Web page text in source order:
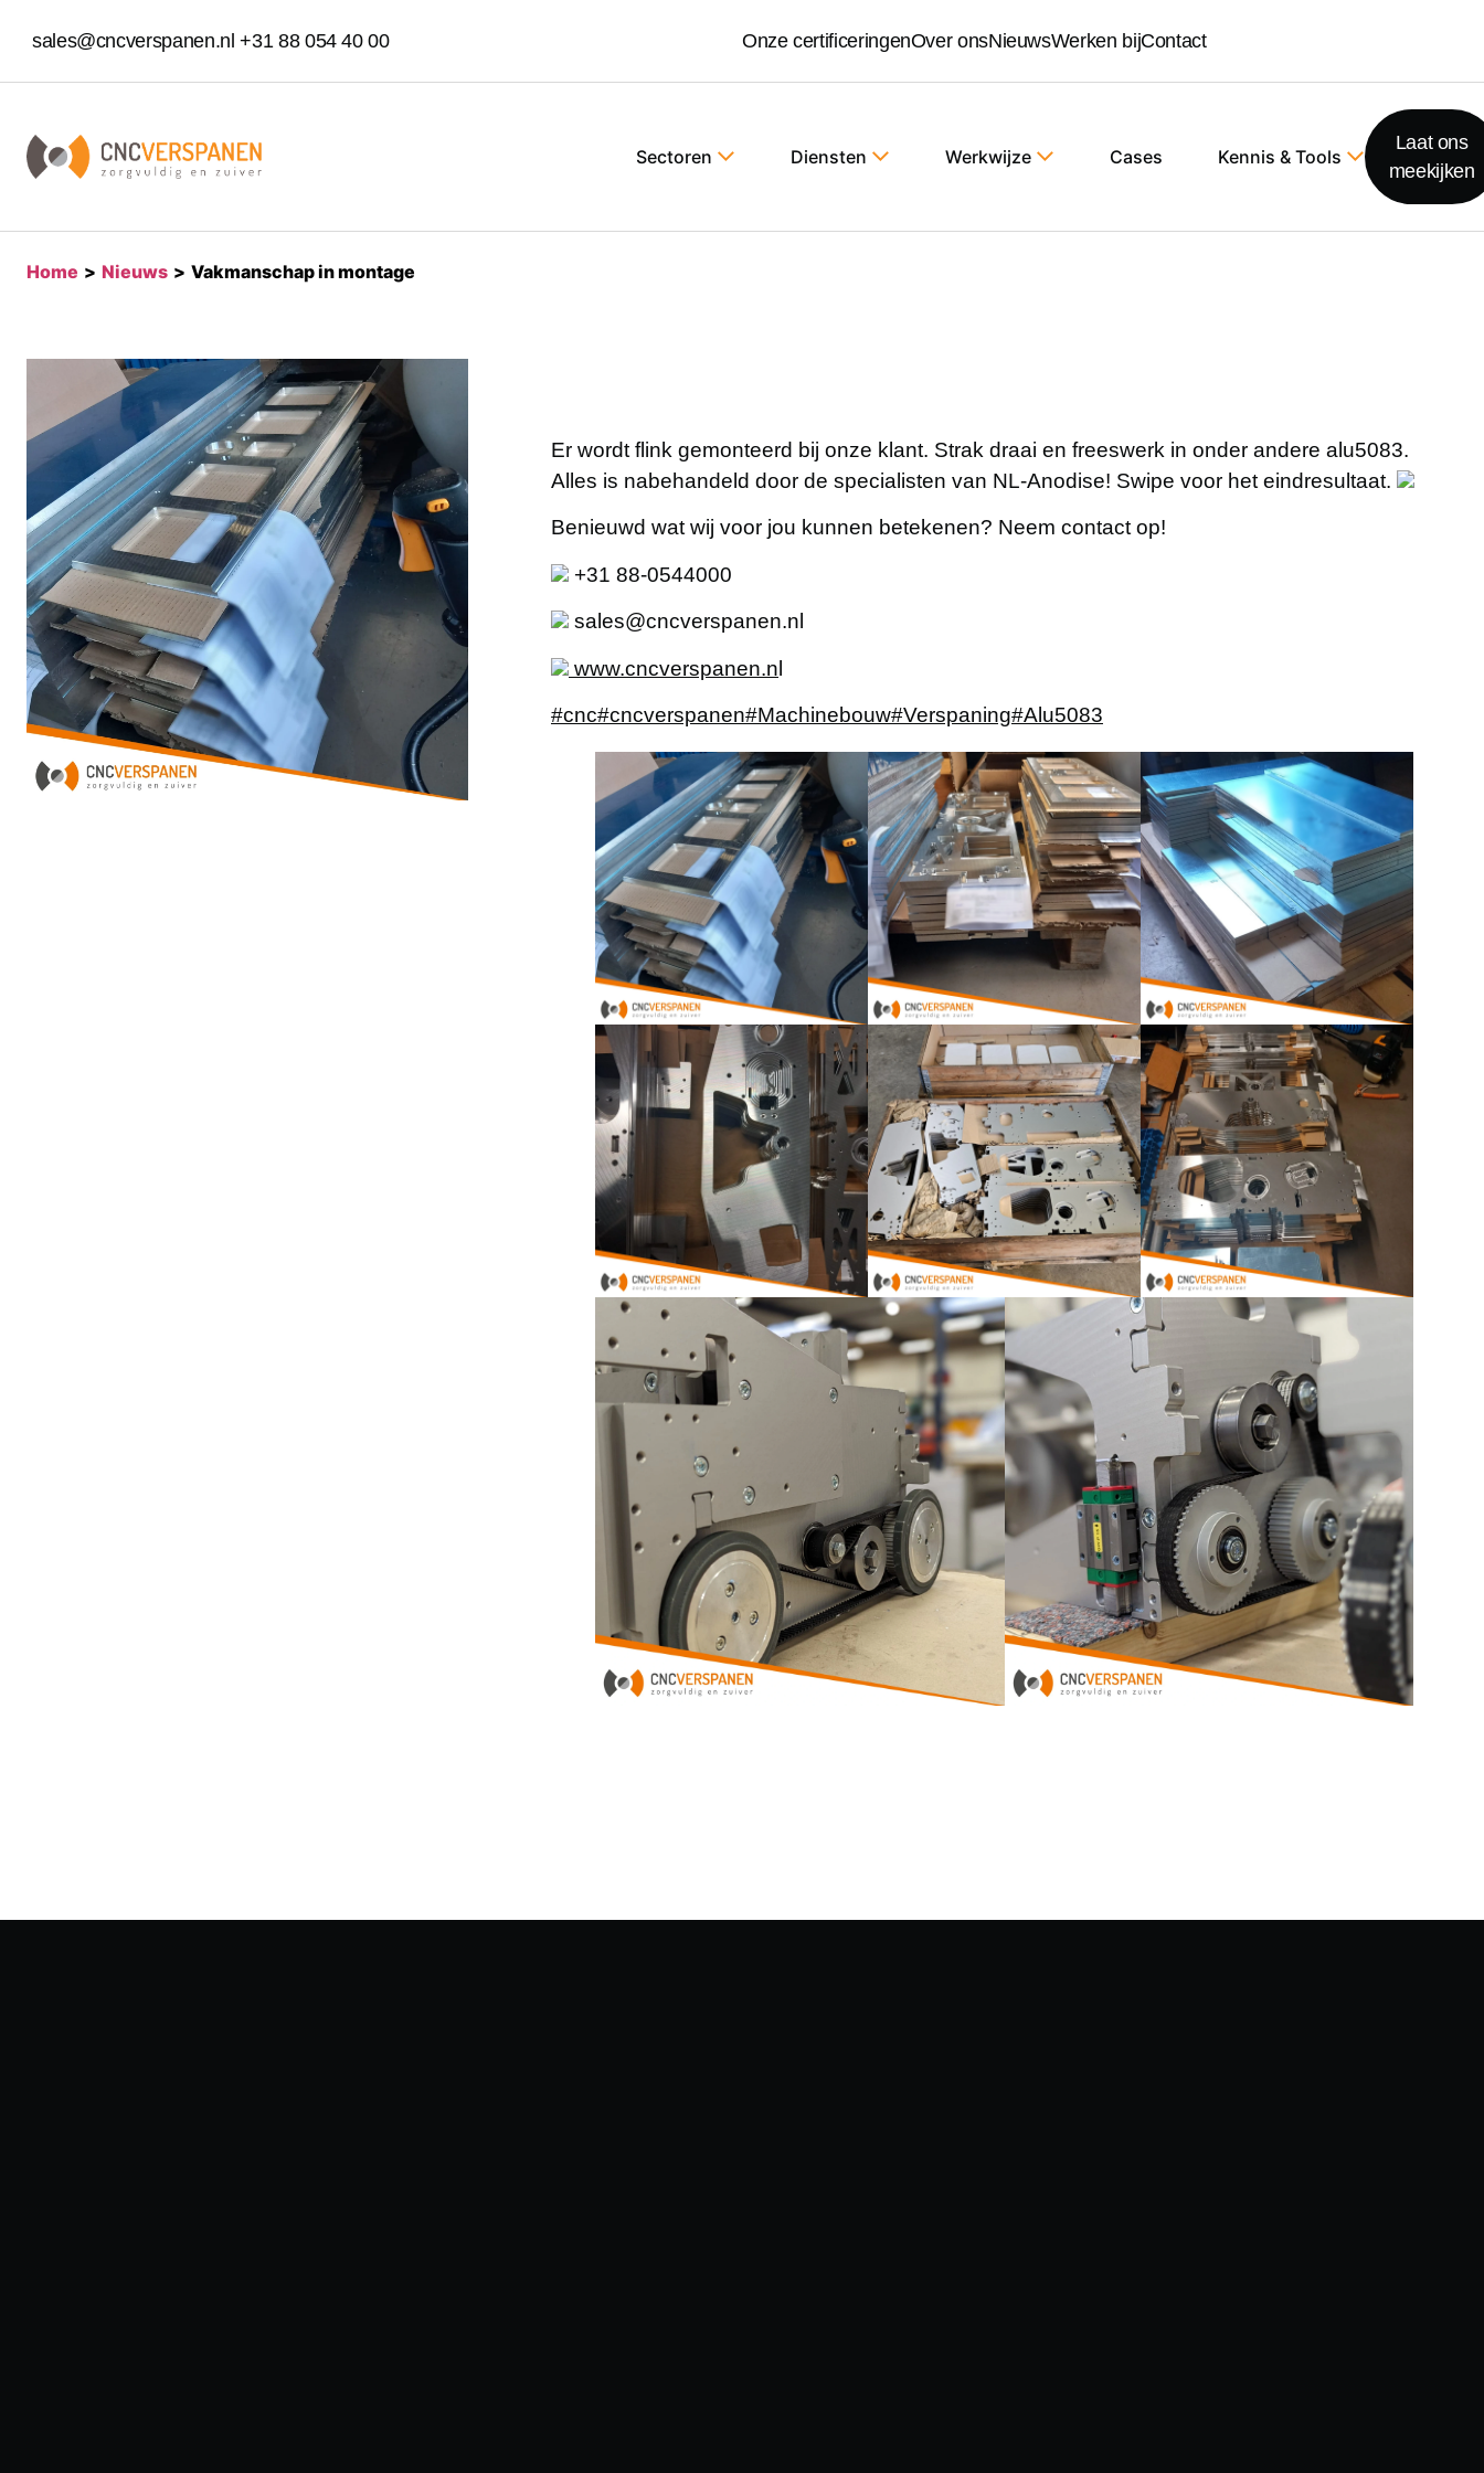
sales@cncverspanen.nl +31 88 054 40 00 Onze certificeringenOver onsNieuwsWerken bijContact
Sectoren Diensten Werkwijze Cases Kennis & Tools
Laat ons
meekijken
home > nieuws > vakmanschap in montage
Er wordt flink gemonteerd bij onze klant. Strak draai en freeswerk in onder andere alu5083.
Alles is nabehandeld door de specialisten van NL-Anodise! Swipe voor het eindresultaat.
Benieuwd wat wij voor jou kunnen betekenen? Neem contact op!
+31 88-0544000
sales@cncverspanen.nl
www.cncverspanen.nl
#cnc#cncverspanen#Machinebouw#Verspaning#Alu5083